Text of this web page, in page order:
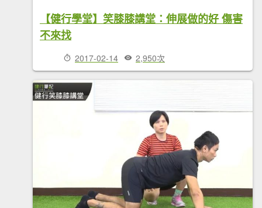
【健行學堂】笑膝膝講堂：伸展做的好 傷害
不來找
2017-02-14 2,950次